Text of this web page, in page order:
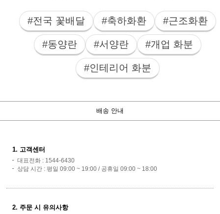
#전국 꽃배달 #축하화환 #근조화환
#동양란 #서양란 #개업 화분
#인테리어 화분
배송 안내
1. 고객센터
대표전화 : 1544-6430
상담 시간 : 평일 09:00 ~ 19:00 / 공휴일 09:00 ~ 18:00
2. 주문 시 유의사항